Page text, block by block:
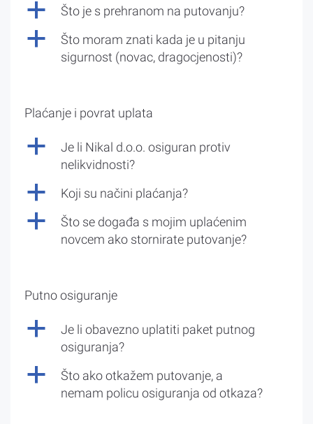
a Što je s prehranom na putovanju?
a
Što moram znati kada je u pitanju
sigurnost (novac, dragocjenosti)?
Plaćanje i povrat uplata
a
Je li Nikal d.o.o. osiguran protiv
nelikvidnosti?
a Koji su načini plaćanja?
a
Što se događa s mojim uplaćenim
novcem ako stornirate putovanje?
Putno osiguranje
a
Je li obavezno uplatiti paket putnog
osiguranja?
a
Što ako otkažem putovanje, a
nemam policu osiguranja od otkaza?